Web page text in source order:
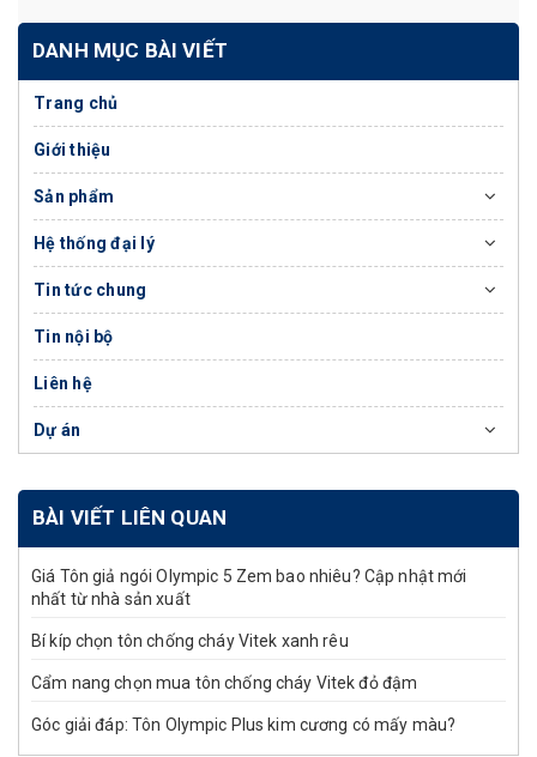
DANH MỤC BÀI VIẾT
Trang chủ
Giới thiệu
Sản phẩm
Hệ thống đại lý
Tin tức chung
Tin nội bộ
Liên hệ
Dự án
BÀI VIẾT LIÊN QUAN
Giá Tôn giả ngói Olympic 5 Zem bao nhiêu? Cập nhật mới
nhất từ nhà sản xuất
Bí kíp chọn tôn chống cháy Vitek xanh rêu
Cẩm nang chọn mua tôn chống cháy Vitek đỏ đậm
Góc giải đáp: Tôn Olympic Plus kim cương có mấy màu?